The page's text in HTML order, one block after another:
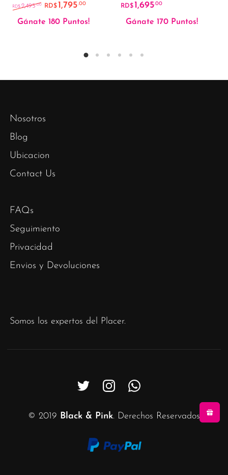
RD$ 2,495.00 El precio original era: RD$2,495.00.
RD$ 1,795.00El precio actual es: RD$1,795.00.
Gánate 180 Puntos!
RD$ 1,695.00
Gánate 170 Puntos!
Nosotros
Blog
Ubicacion
Contact Us
FAQs
Seguimiento
Privacidad
Envios y Devoluciones
Somos los expertos del Placer.
© 2019 Black & Pink. Derechos Reservados